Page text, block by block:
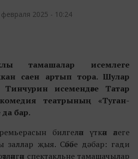
февраля 2025 - 10:24
тамашалар исемлеге
саен артып тора. Шулар
исемендәге Татар
комедия театрының «Туган-
бар.
билгеләп үткән әлеге
заллар җыя. Сәбәбе дә бар: гади
спектакльне тамашачылар